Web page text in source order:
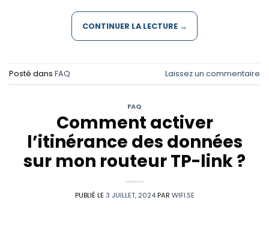
CONTINUER LA LECTURE →
Posté dans FAQ Laissez un commentaire
FAQ
Comment activer
l’itinérance des données
sur mon routeur TP-link ?
PUBLIÉ LE3 JUILLET, 2024 PAR WIFI.SE